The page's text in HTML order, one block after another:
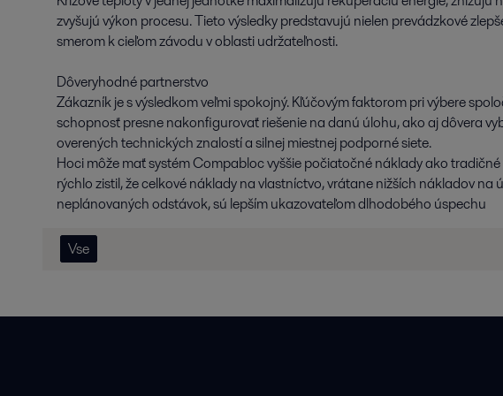
zvyšujú výkon procesu. Tieto výsledky predstavujú nielen prevádzkové
smerom k cieľom závodu v oblasti udržateľnosti.
Dôveryhodné partnerstvo
Zákazník je s výsledkom veľmi spokojný. Kľúčovým faktorom pri výbere
schopnosť presne nakonfigurovať riešenie na danú úlohu, ako aj dôvera
overených technických znalostí a silnej miestnej podporné siete.
Hoci môže mať systém Compabloc vyššie počiatočné náklady ako
rýchlo zistil, že celkové náklady na vlastníctvo, vrátane nižších nákladov na
neplánovaných odstávok, sú lepším ukazovateľom dlhodobého úspechu
Vse